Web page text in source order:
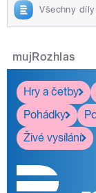
Všechny
mujRozhlas
Hry a četby
Pohádky
Živé vysílání